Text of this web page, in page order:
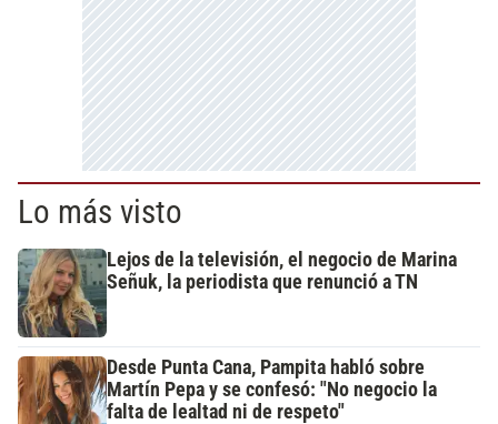
Lo más visto
Lejos de la televisión, el negocio de Marina
Señuk, la periodista que renunció a TN
Desde Punta Cana, Pampita habló sobre
Martín Pepa y se confesó: "No negocio la
falta de lealtad ni de respeto"